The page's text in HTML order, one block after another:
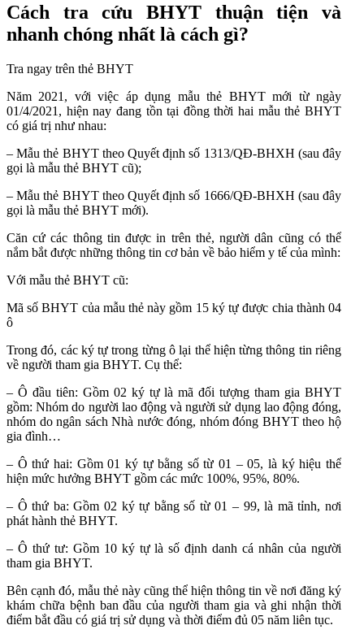
Cách tra cứu BHYT thuận tiện và
nhanh chóng nhất là cách gì?
Tra ngay trên thẻ BHYT
Năm 2021, với việc áp dụng mẫu thẻ BHYT mới từ ngày
01/4/2021, hiện nay đang tồn tại đồng thời hai mẫu thẻ BHYT
có giá trị như nhau:
– Mẫu thẻ BHYT theo Quyết định số 1313/QĐ-BHXH (sau đây
gọi là mẫu thẻ BHYT cũ);
– Mẫu thẻ BHYT theo Quyết định số 1666/QĐ-BHXH (sau đây
gọi là mẫu thẻ BHYT mới).
Căn cứ các thông tin được in trên thẻ, người dân cũng có thể
nắm bắt được những thông tin cơ bản về bảo hiểm y tế của mình:
Với mẫu thẻ BHYT cũ:
Mã số BHYT của mẫu thẻ này gồm 15 ký tự được chia thành 04
ô
Trong đó, các ký tự trong từng ô lại thể hiện từng thông tin riêng
về người tham gia BHYT. Cụ thể:
– Ô đầu tiên: Gồm 02 ký tự là mã đối tượng tham gia BHYT
gồm: Nhóm do người lao động và người sử dụng lao động đóng,
nhóm do ngân sách Nhà nước đóng, nhóm đóng BHYT theo hộ
gia đình…
– Ô thứ hai: Gồm 01 ký tự bằng số từ 01 – 05, là ký hiệu thể
hiện mức hưởng BHYT gồm các mức 100%, 95%, 80%.
– Ô thứ ba: Gồm 02 ký tự bằng số từ 01 – 99, là mã tỉnh, nơi
phát hành thẻ BHYT.
– Ô thứ tư: Gồm 10 ký tự là số định danh cá nhân của người
tham gia BHYT.
Bên cạnh đó, mẫu thẻ này cũng thể hiện thông tin về nơi đăng ký
khám chữa bệnh ban đầu của người tham gia và ghi nhận thời
điểm bắt đầu có giá trị sử dụng và thời điểm đủ 05 năm liên tục.